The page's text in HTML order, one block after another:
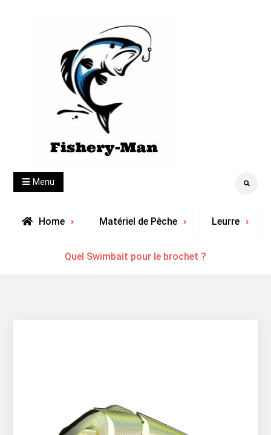
fishery-man
Menu Search
Home Matériel de Pêche Leurre
Quel Swimbait pour le brochet ?